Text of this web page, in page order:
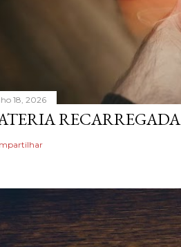
18, 2026
RECARREGADA